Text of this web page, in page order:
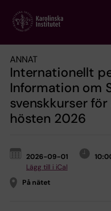
main
ANNAT
Internationellt
Information om
svenskkurser
hösten 2026
2026-09-01
Lägg till i iCal
På nätet